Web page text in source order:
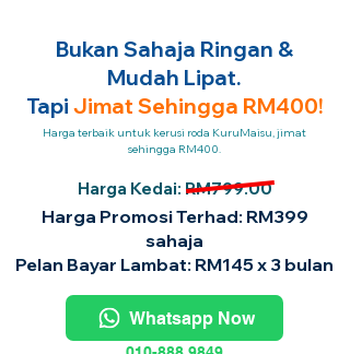
Bukan Sahaja Ringan &
Mudah Lipat.
Tapi Jimat Sehingga RM400!
Harga terbaik untuk kerusi roda KuruMaisu, jimat
sehingga RM400.
Harga Kedai: RM799.00
Harga Promosi Terhad: RM399
sahaja
Pelan Bayar Lambat: RM145 x 3 bulan
Whatsapp Now